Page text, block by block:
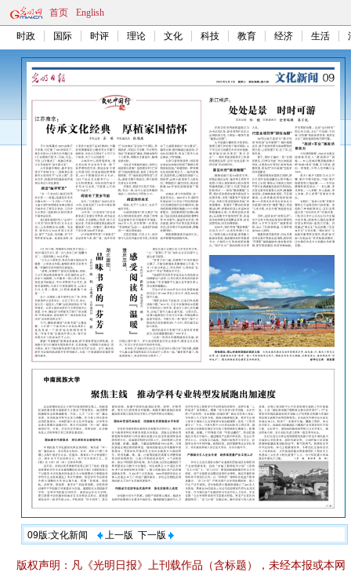
首页 English
时政 国际 时评 理论 文化 科技 教育 经济 生活
09版:文化新闻 上一版 下一版
版权声明：凡《光明日报》上刊载作品（含标题），未经本报或本网